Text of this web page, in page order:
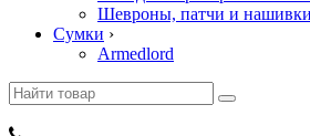
Шевроны, патчи и нашивки
Сумки ›
Armedlord